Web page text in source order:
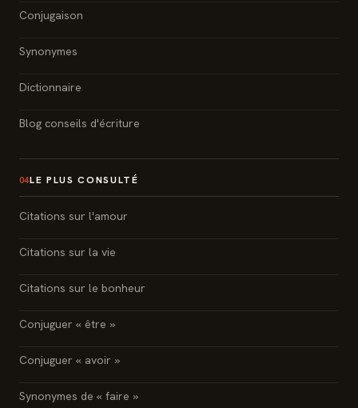
Conjugaison
Synonymes
Dictionnaire
Blog conseils d'écriture
04LE PLUS CONSULTÉ
Citations sur l'amour
Citations sur la vie
Citations sur le bonheur
Conjuguer « être »
Conjuguer « avoir »
Synonymes de « faire »